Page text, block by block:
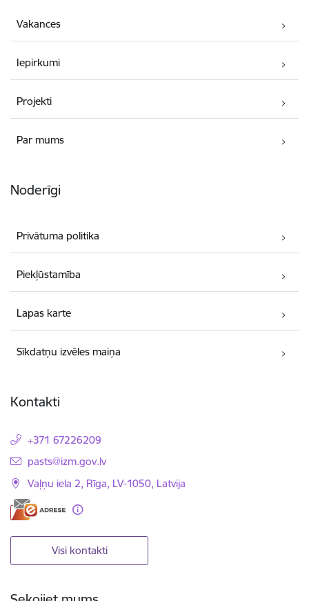
Vakances
Iepirkumi
Projekti
Par mums
Noderīgi
Privātuma politika
Piekļūstamība
Lapas karte
Sīkdatņu izvēles maiņa
Kontakti
+371 67226209
E-pasts:
pasts@izm.gov.lv
Vaļņu iela 2, Rīga, LV-1050, Latvija
Visi kontakti